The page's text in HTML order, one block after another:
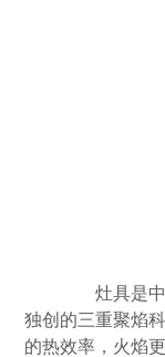
灶具是中
独创的三重聚焰
的热效率，火焰